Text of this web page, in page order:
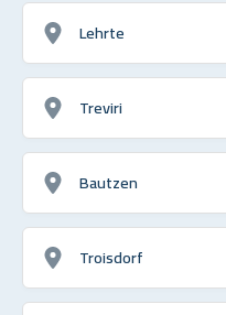
Lehrte
Treviri
Bautzen
Troisdorf